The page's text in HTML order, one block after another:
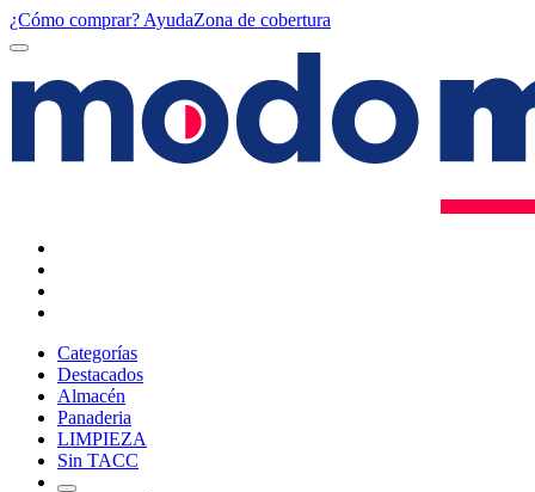
¿Cómo comprar? AyudaZona de cobertura
Categorías
Destacados
Almacén
Panaderia
LIMPIEZA
Sin TACC